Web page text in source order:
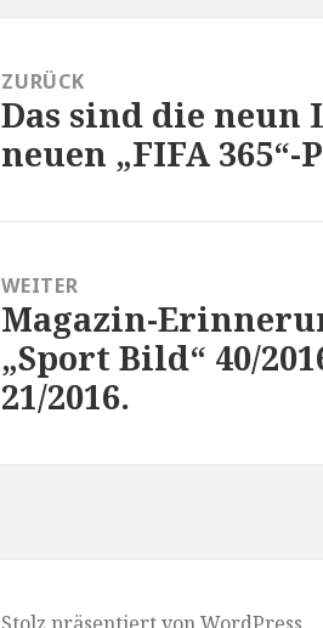
ZURÜCK
Vorheriger
Beitrag:
Das sind die neun
neuen „FIFA
WEITER
Nächster
Beitrag:
Magazin-
„Sport Bild“ 40/
21/2016.